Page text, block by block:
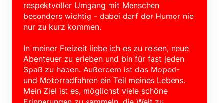
respektvoller Umgang mit Menschen
besonders wichtig - dabei darf der Humor nie
nur zu kurz kommen.
In meiner Freizeit liebe ich es zu reisen, neue
Abenteuer zu erleben und bin für fast jeden
Spaß zu haben. Außerdem ist das Moped-
und Motorradfahren ein Teil meines Lebens.
Mein Ziel ist es, möglichst viele schöne